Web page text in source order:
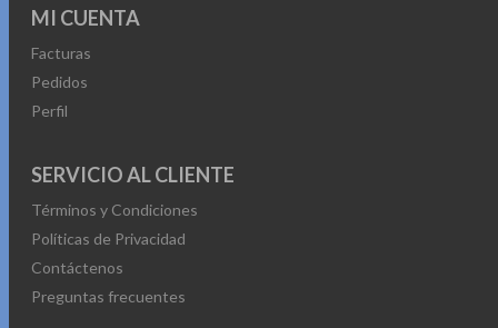
MI CUENTA
Facturas
Pedidos
Perfil
SERVICIO AL CLIENTE
Términos y Condiciones
Políticas de Privacidad
Contáctenos
Preguntas frecuentes